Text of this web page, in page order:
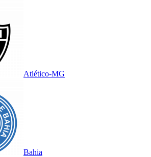
Atlético-MG
Bahia